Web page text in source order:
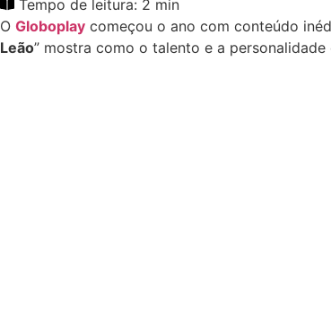
Tempo de leitura: 2 min
O Globoplay começou o ano com conteúdo
Leão” mostra como o talento e a